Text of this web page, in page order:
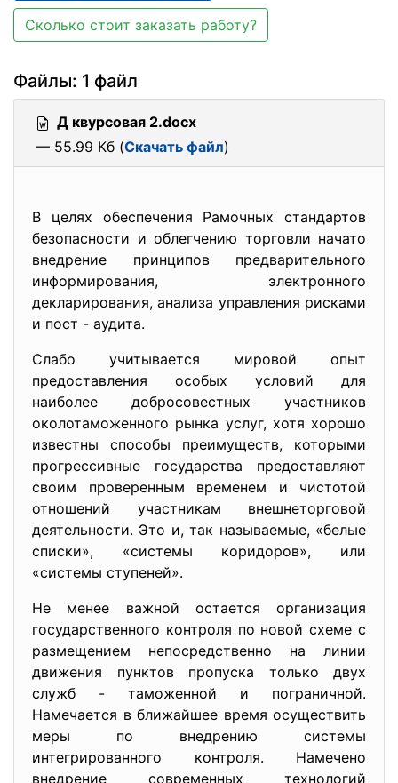
Сколько стоит заказать работу?
Файлы: 1 файл
Д квурсовая 2.docx
— 55.99 Кб (Скачать файл)
В целях обеспечения Рамочных стандартов
безопасности и облегчению торговли начато
внедрение принципов предварительного
информирования, электронного
декларирования, анализа управления рисками
и пост - аудита.
Слабо учитывается мировой опыт
предоставления особых условий для
наиболее добросовестных участников
околотаможенного рынка услуг, хотя хорошо
известны способы преимуществ, которыми
прогрессивные государства предоставляют
своим проверенным временем и чистотой
отношений участникам внешнеторговой
деятельности. Это и, так называемые, «белые
списки», «системы коридоров», или
«системы ступеней».
Не менее важной остается организация
государственного контроля по новой схеме с
размещением непосредственно на линии
движения пунктов пропуска только двух
служб - таможенной и пограничной.
Намечается в ближайшее время осуществить
меры по внедрению системы
интегрированного контроля. Намечено
внедрение современных технологий